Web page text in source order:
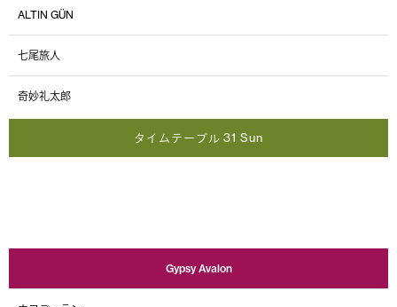
ALTIN GÜN
七尾旅人
奇妙礼太郎
タイムテーブル 31 Sun
Gypsy Avalon